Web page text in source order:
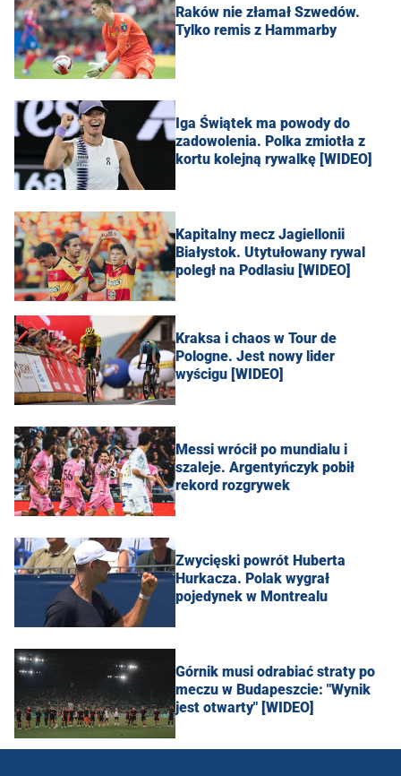
Raków nie złamał Szwedów.
Tylko remis z Hammarby
Iga Świątek ma powody do
zadowolenia. Polka zmiotła z
kortu kolejną rywalkę [WIDEO]
Kapitalny mecz Jagiellonii
Białystok. Utytułowany rywal
poległ na Podlasiu [WIDEO]
Kraksa i chaos w Tour de
Pologne. Jest nowy lider
wyścigu [WIDEO]
Messi wrócił po mundialu i
szaleje. Argentyńczyk pobił
rekord rozgrywek
Zwycięski powrót Huberta
Hurkacza. Polak wygrał
pojedynek w Montrealu
Górnik musi odrabiać straty po
meczu w Budapeszcie: "Wynik
jest otwarty" [WIDEO]